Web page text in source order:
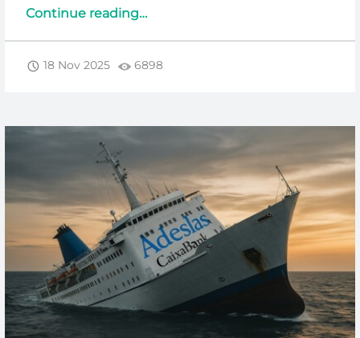
Continue reading“SECB
QUEJAS
ADESLAS
2026”
…
18 Nov 2025 6898